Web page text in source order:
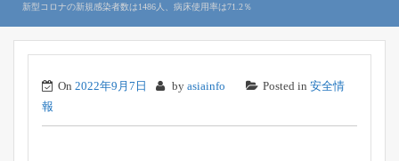
新型コロナの新規感染者数は1486人、病床使用率は71.2％
On 2022年9月7日 by asiainfo Posted in 安全情
報